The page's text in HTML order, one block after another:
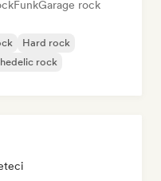
FunkGarage rock
Hard rock
rock